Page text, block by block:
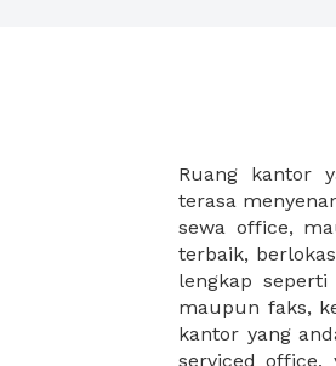
Ruang kantor
terasa
sewa office,
terbaik,
lengkap
maupun faks,
kantor yang
serviced office,
legalitas usaha
Perusahaan,
pendirian PT
Sewa ruang
kantor Anda,
sewa,
kantor Anda,
kantor terbaik